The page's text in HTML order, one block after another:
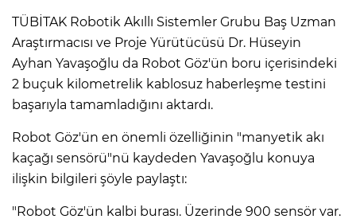
TÜBİTAK Robotik Akıllı Sistemler Grubu Baş Uzman
Araştırmacısı ve Proje Yürütücüsü Dr. Hüseyin
Ayhan Yavaşoğlu da Robot Göz'ün boru içerisindeki
2 buçuk kilometrelik kablosuz haberleşme testini
başarıyla tamamladığını aktardı.
Robot Göz'ün en önemli özelliğinin "manyetik akı
kaçağı sensörü"nü kaydeden Yavaşoğlu konuya
ilişkin bilgileri şöyle paylaştı:
"Robot Göz'ün kalbi burası. Üzerinde 900 sensör var.